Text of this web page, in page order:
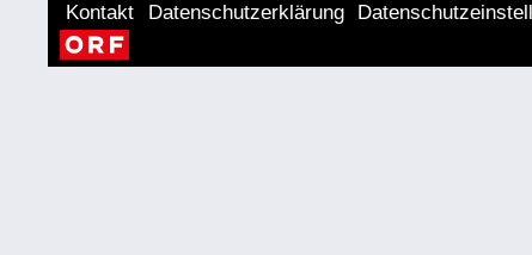
Kontakt Datenschutzerklärung